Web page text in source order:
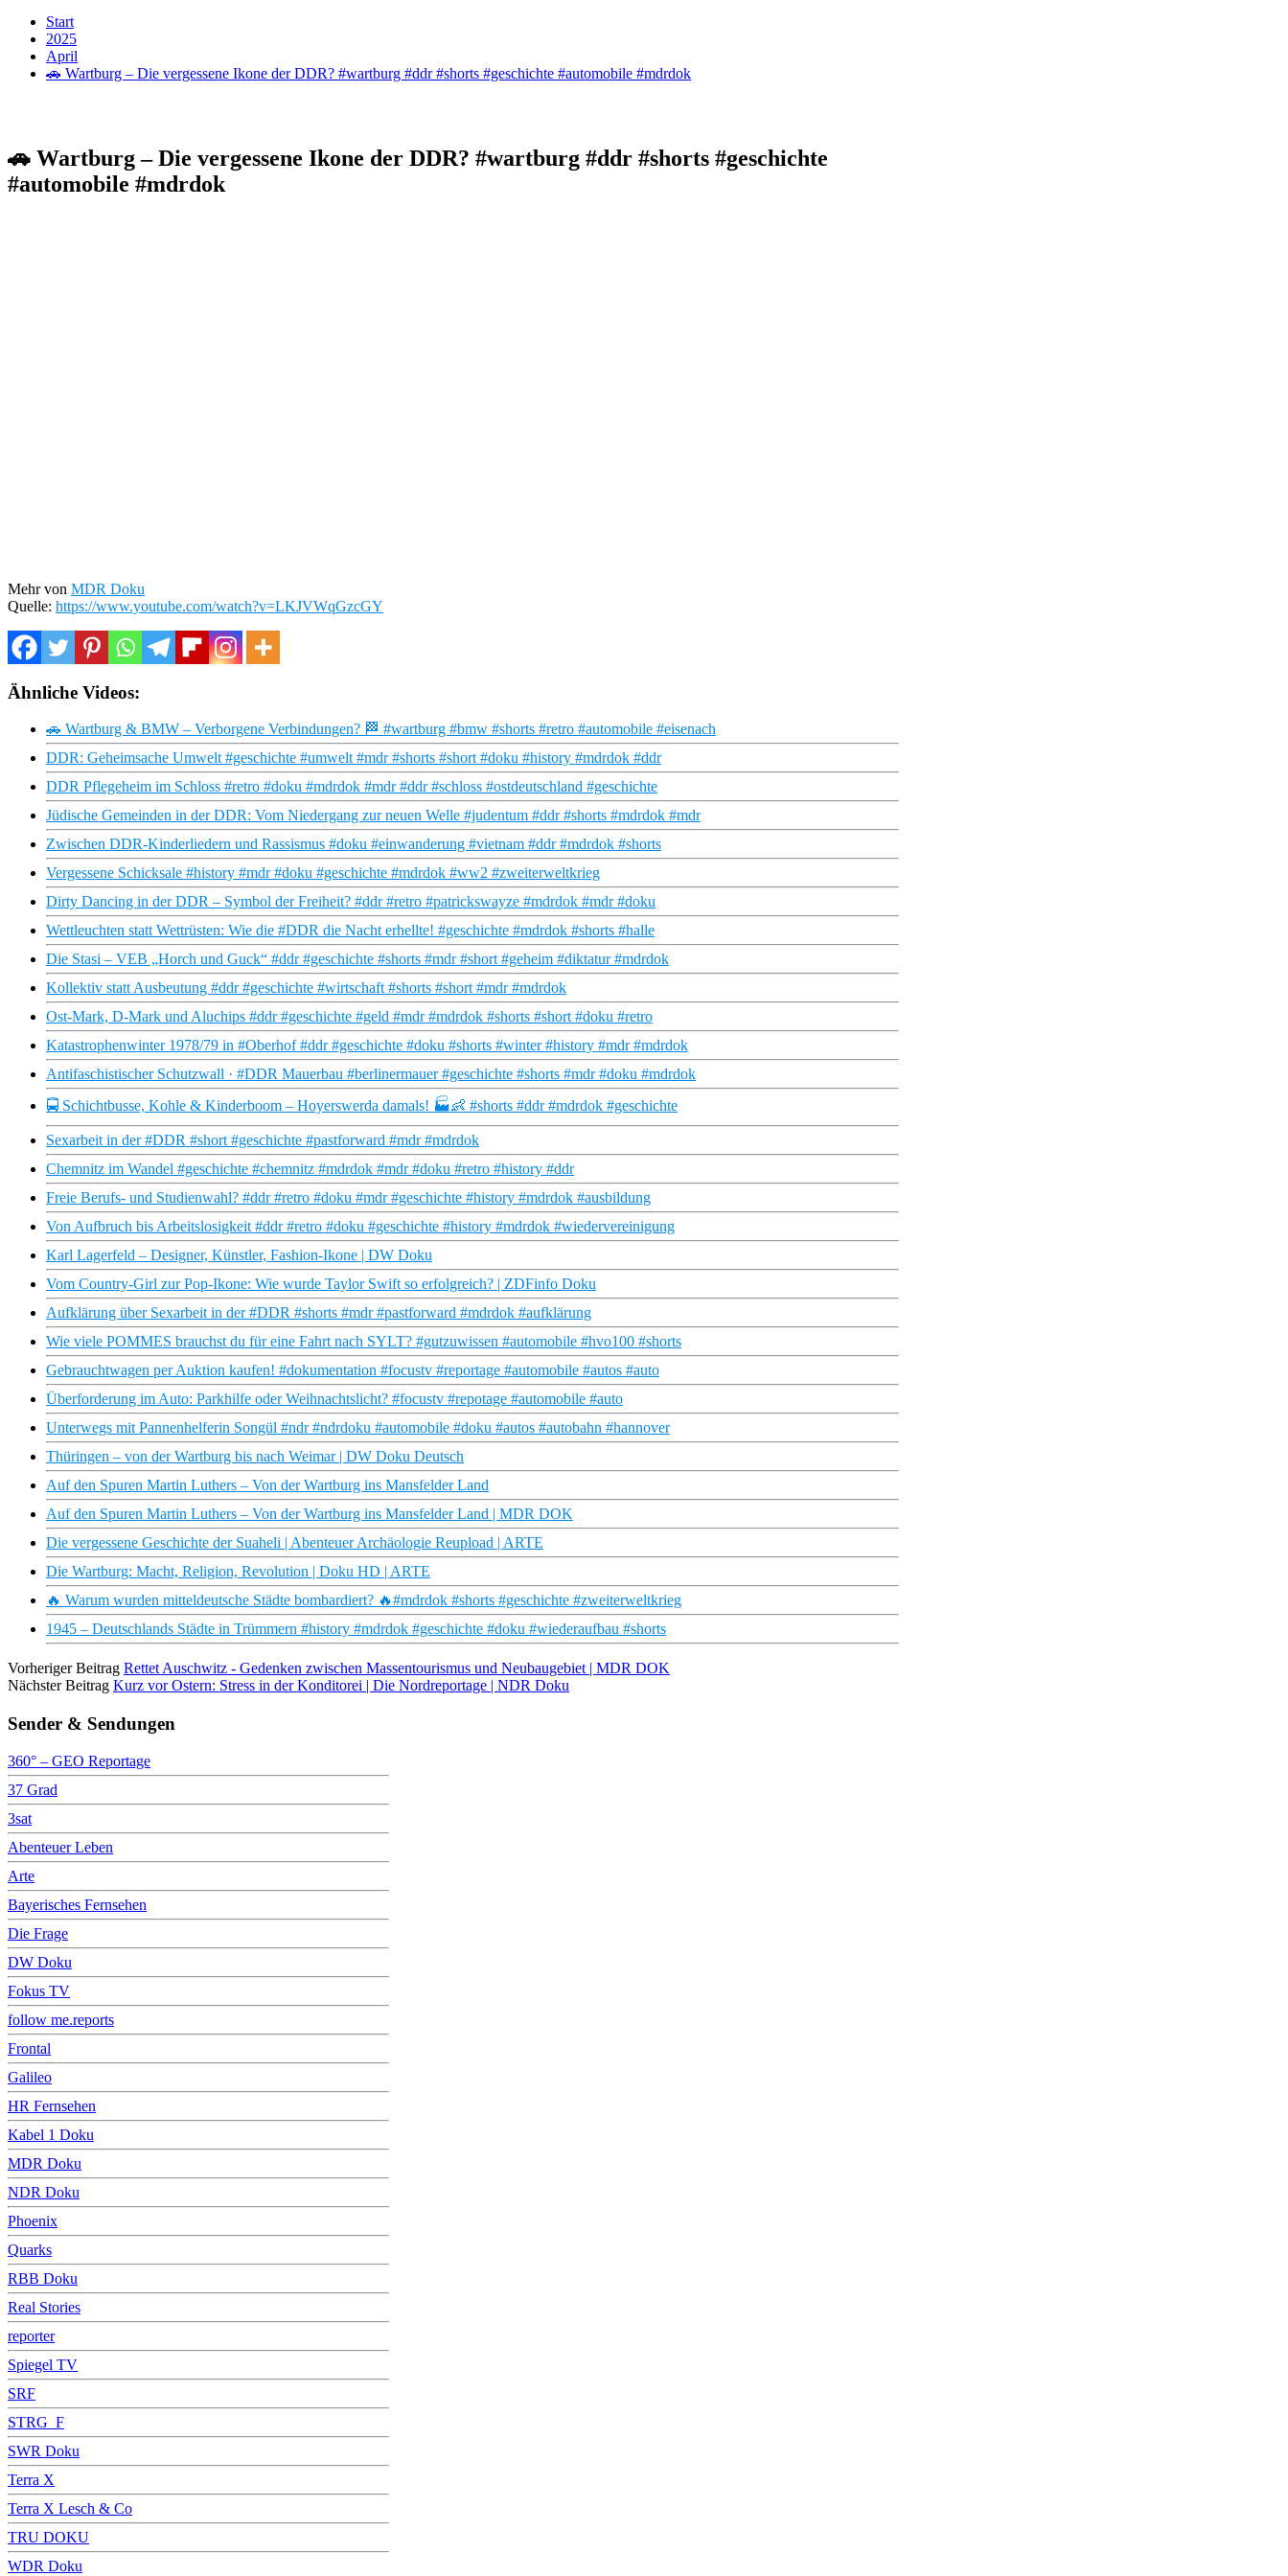
Start
2025
April
🚗 Wartburg – Die vergessene Ikone der DDR? #wartburg #ddr #shorts #geschichte #automobile #mdrdok
🚗 Wartburg – Die vergessene Ikone der DDR? #wartburg #ddr #shorts #geschichte
#automobile #mdrdok
Mehr von MDR Doku
Quelle: https://www.youtube.com/watch?v=LKJVWqGzcGY
Ähnliche Videos:
🚗 Wartburg & BMW – Verborgene Verbindungen? 🏁 #wartburg #bmw #shorts #retro #automobile #eisenach
DDR: Geheimsache Umwelt #geschichte #umwelt #mdr #shorts #short #doku #history #mdrdok #ddr
DDR Pflegeheim im Schloss #retro #doku #mdrdok #mdr #ddr #schloss #ostdeutschland #geschichte
Jüdische Gemeinden in der DDR: Vom Niedergang zur neuen Welle #judentum #ddr #shorts #mdrdok #mdr
Zwischen DDR-Kinderliedern und Rassismus #doku #einwanderung #vietnam #ddr #mdrdok #shorts
Vergessene Schicksale #history #mdr #doku #geschichte #mdrdok #ww2 #zweiterweltkrieg
Dirty Dancing in der DDR – Symbol der Freiheit? #ddr #retro #patrickswayze #mdrdok #mdr #doku
Wettleuchten statt Wettrüsten: Wie die #DDR die Nacht erhellte! #geschichte #mdrdok #shorts #halle
Die Stasi – VEB „Horch und Guck“ #ddr #geschichte #shorts #mdr #short #geheim #diktatur #mdrdok
Kollektiv statt Ausbeutung #ddr #geschichte #wirtschaft #shorts #short #mdr #mdrdok
Ost-Mark, D-Mark und Aluchips #ddr #geschichte #geld #mdr #mdrdok #shorts #short #doku #retro
Katastrophenwinter 1978/79 in #Oberhof #ddr #geschichte #doku #shorts #winter #history #mdr #mdrdok
Antifaschistischer Schutzwall · #DDR Mauerbau #berlinermauer #geschichte #shorts #mdr #doku #mdrdok
🚍 Schichtbusse, Kohle & Kinderboom – Hoyerswerda damals! 🏭👶 #shorts #ddr #mdrdok #geschichte
Sexarbeit in der #DDR #short #geschichte #pastforward #mdr #mdrdok
Chemnitz im Wandel #geschichte #chemnitz #mdrdok #mdr #doku #retro #history #ddr
Freie Berufs- und Studienwahl? #ddr #retro #doku #mdr #geschichte #history #mdrdok #ausbildung
Von Aufbruch bis Arbeitslosigkeit #ddr #retro #doku #geschichte #history #mdrdok #wiedervereinigung
Karl Lagerfeld – Designer, Künstler, Fashion-Ikone | DW Doku
Vom Country-Girl zur Pop-Ikone: Wie wurde Taylor Swift so erfolgreich? | ZDFinfo Doku
Aufklärung über Sexarbeit in der #DDR #shorts #mdr #pastforward #mdrdok #aufklärung
Wie viele POMMES brauchst du für eine Fahrt nach SYLT? #gutzuwissen #automobile #hvo100 #shorts
Gebrauchtwagen per Auktion kaufen! #dokumentation #focustv #reportage #automobile #autos #auto
Überforderung im Auto: Parkhilfe oder Weihnachtslicht? #focustv #repotage #automobile #auto
Unterwegs mit Pannenhelferin Songül #ndr #ndrdoku #automobile #doku #autos #autobahn #hannover
Thüringen – von der Wartburg bis nach Weimar | DW Doku Deutsch
Auf den Spuren Martin Luthers – Von der Wartburg ins Mansfelder Land
Auf den Spuren Martin Luthers – Von der Wartburg ins Mansfelder Land | MDR DOK
Die vergessene Geschichte der Suaheli | Abenteuer Archäologie Reupload | ARTE
Die Wartburg: Macht, Religion, Revolution | Doku HD | ARTE
🔥 Warum wurden mitteldeutsche Städte bombardiert? 🔥#mdrdok #shorts #geschichte #zweiterweltkrieg
1945 – Deutschlands Städte in Trümmern #history #mdrdok #geschichte #doku #wiederaufbau #shorts
Vorheriger Beitrag Rettet Auschwitz - Gedenken zwischen Massentourismus und Neubaugebiet | MDR DOK
Nächster Beitrag Kurz vor Ostern: Stress in der Konditorei | Die Nordreportage | NDR Doku
Sender & Sendungen
360° – GEO Reportage
37 Grad
3sat
Abenteuer Leben
Arte
Bayerisches Fernsehen
Die Frage
DW Doku
Fokus TV
follow me.reports
Frontal
Galileo
HR Fernsehen
Kabel 1 Doku
MDR Doku
NDR Doku
Phoenix
Quarks
RBB Doku
Real Stories
reporter
Spiegel TV
SRF
STRG_F
SWR Doku
Terra X
Terra X Lesch & Co
TRU DOKU
WDR Doku